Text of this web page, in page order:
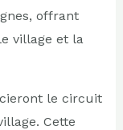
offrant
village et la
le circuit
Cette